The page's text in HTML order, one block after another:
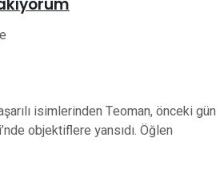
isimlerinden Teoman, önceki gün
objektiflere yansıdı. Öğlen